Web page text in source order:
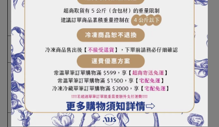
成
小麥粉（54%）、植物油（棕櫚油）、全麥粉
（16%）、白砂糖、部分轉化糖漿、膨脹劑（碳酸
氫鈉、碳酸氫銨）、調味劑（蘋果酸）、食 鹽
產
地
保
存
期
限
保